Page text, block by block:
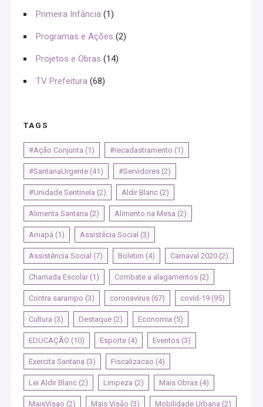
Primeira Infância (1)
Programas e Ações (2)
Projetos e Obras (14)
TV Prefeitura (68)
TAGS
#Ação Conjunta (1) #recadastramento (1)
#SantanaUrgente (41) #Servidores (2)
#Unidade Sentinela (2) Aldir Blanc (2)
Alimenta Santana (2) Alimento na Mesa (2)
Amapá (1) Assistêcia Social (3)
Assistência Social (7) Boletim (4) Carnaval 2020 (2)
Chamada Escolar (1) Combate a alagamentos (2)
Contra sarampo (3) coronavirus (67) covid-19 (95)
Cultura (3) Destaque (2) Economia (5)
EDUCAÇÃO (10) Esporte (4) Eventos (3)
Exercita Santana (3) Fiscalizacao (4)
Lei Aldir Blanc (2) Limpeza (2) Mais Obras (4)
MaisVisao (2) Mais Visão (3) Mobilidade Urbana (2)